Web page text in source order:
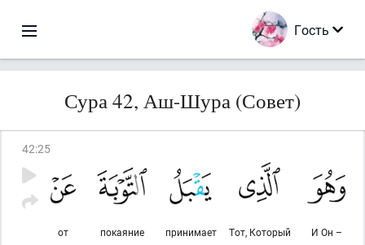
Гость
Сура 42, Аш-Шура (Совет)
42:25
И Он –
Тот, Который
принимает
покаяние
от